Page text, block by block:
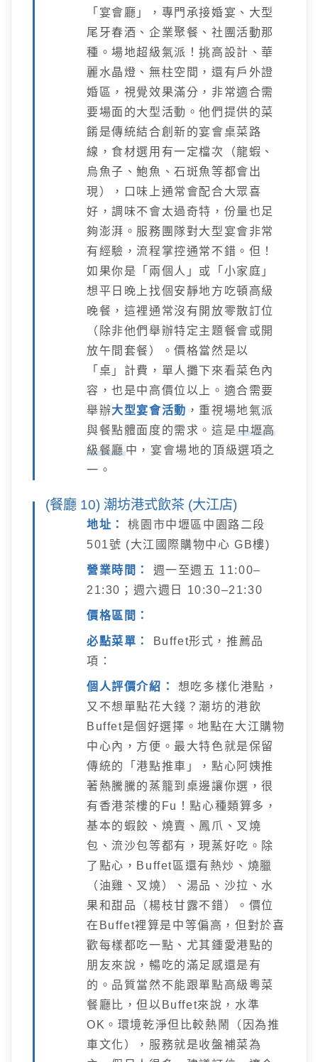
「宴會廳」，專門承接婚宴、大型
尾牙春酒、企業聚餐、社團活動那
種。場地超級氣派！挑高設計、華
麗水晶燈、無柱空間，還有戶外證
婚區，視覺效果滿分，非常適合需
要場面的大型活動。他們提供的菜
餚是傳統結合創新的宴會桌菜路
線，食材選用有一定檔次（龍蝦、
烏魚子、鮑魚、石斑魚等都會出
現），口味上通常會配合大眾喜
好，調味不會太過奇特，份量也足
夠澎湃。服務團隊對大型宴會非常
有經驗，流程掌控通常不錯。但！
如果你是「兩個人」或「小家庭」
想平日晚上找個安靜地方吃頓高級
晚餐，這裡通常沒有開放零散訂位
（除非他們舉辦特定主題餐會或開
放午間套餐）。價格當然是以
「桌」計費，單人攤下來看菜色內
容，也是中高價位以上。適合需要
舉辦大型宴會活動 ，重視場地氣派
與餐點體面度的需求。這是中壢高
級餐廳中，宴會場地的頂級選項之
一。
(餐廳 10) 潮坊港式飲茶 (大江店)
地址：
桃園市中壢區中園路二段
501號 (大江國際購物中心 GB樓)
營業時間：
週一至週五 11:00–
21:30；週六週日 10:30–21:30
價格區間：
必點菜單：
Buffet形式，推薦品
項：
個人評價介紹：
想吃多樣化港點，
又不想單點花大錢？潮坊的港飲
Buffet是個好選擇。地點在大江購物
中心內，方便。最大特色就是保留
傳統的「港點推車」，點心阿姨推
著熱騰騰的蒸籠到桌邊讓你選，很
有香港茶樓的Fu！點心種類算多，
基本的蝦餃、燒賣、鳳爪、叉燒
包、流沙包等都有，現蒸好吃。除
了點心，Buffet區還有熱炒、燒臘
（油雞、叉燒）、湯品、沙拉、水
果和甜品（楊枝甘露不錯）。價位
在Buffet裡算是中等偏高，但對於喜
歡每樣都吃一點、尤其鍾愛港點的
朋友來說，暢吃的滿足感還是有
的。品質當然不能跟單點高級粵菜
餐廳比，但以Buffet來說，水準
OK。環境乾淨但比較熱鬧（因為推
車文化），服務就是收盤補菜為